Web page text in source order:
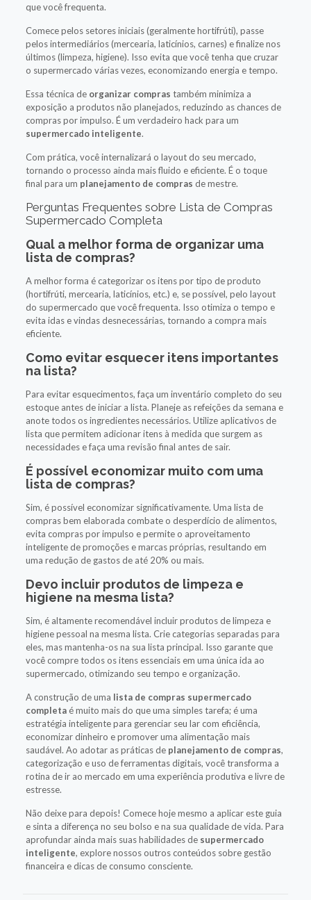
que você frequenta.
Comece pelos setores iniciais (geralmente hortifrúti), passe
pelos intermediários (mercearia, laticínios, carnes) e finalize nos
últimos (limpeza, higiene). Isso evita que você tenha que cruzar
o supermercado várias vezes, economizando energia e tempo.
Essa técnica de organizar compras também minimiza a
exposição a produtos não planejados, reduzindo as chances de
compras por impulso. É um verdadeiro hack para um
supermercado inteligente.
Com prática, você internalizará o layout do seu mercado,
tornando o processo ainda mais fluido e eficiente. É o toque
final para um planejamento de compras de mestre.
Perguntas Frequentes sobre Lista de Compras
Supermercado Completa
Qual a melhor forma de organizar uma
lista de compras?
A melhor forma é categorizar os itens por tipo de produto
(hortifrúti, mercearia, laticínios, etc.) e, se possível, pelo layout
do supermercado que você frequenta. Isso otimiza o tempo e
evita idas e vindas desnecessárias, tornando a compra mais
eficiente.
Como evitar esquecer itens importantes
na lista?
Para evitar esquecimentos, faça um inventário completo do seu
estoque antes de iniciar a lista. Planeje as refeições da semana e
anote todos os ingredientes necessários. Utilize aplicativos de
lista que permitem adicionar itens à medida que surgem as
necessidades e faça uma revisão final antes de sair.
É possível economizar muito com uma
lista de compras?
Sim, é possível economizar significativamente. Uma lista de
compras bem elaborada combate o desperdício de alimentos,
evita compras por impulso e permite o aproveitamento
inteligente de promoções e marcas próprias, resultando em
uma redução de gastos de até 20% ou mais.
Devo incluir produtos de limpeza e
higiene na mesma lista?
Sim, é altamente recomendável incluir produtos de limpeza e
higiene pessoal na mesma lista. Crie categorias separadas para
eles, mas mantenha-os na sua lista principal. Isso garante que
você compre todos os itens essenciais em uma única ida ao
supermercado, otimizando seu tempo e organização.
A construção de uma lista de compras supermercado
completaé muito mais do que uma simples tarefa; é uma
estratégia inteligente para gerenciar seu lar com eficiência,
economizar dinheiro e promover uma alimentação mais
saudável. Ao adotar as práticas de planejamento de compras,
categorização e uso de ferramentas digitais, você transforma a
rotina de ir ao mercado em uma experiência produtiva e livre de
estresse.
Não deixe para depois! Comece hoje mesmo a aplicar este guia
e sinta a diferença no seu bolso e na sua qualidade de vida. Para
aprofundar ainda mais suas habilidades de supermercado
inteligente, explore nossos outros conteúdos sobre gestão
financeira e dicas de consumo consciente.